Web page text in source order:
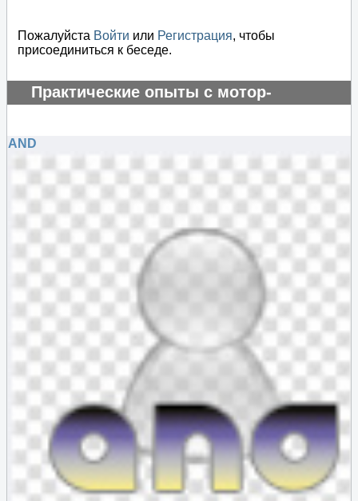
Пожалуйста Войти или Регистрация, чтобы
присоединиться к беседе.
Практические опыты с мотор-
генератором
AND